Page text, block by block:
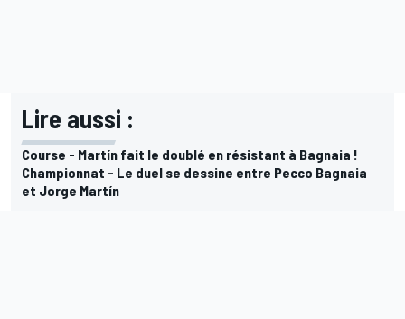
Lire aussi :
Course - Martín fait le doublé en résistant à Bagnaia !
Championnat - Le duel se dessine entre Pecco Bagnaia
et Jorge Martín